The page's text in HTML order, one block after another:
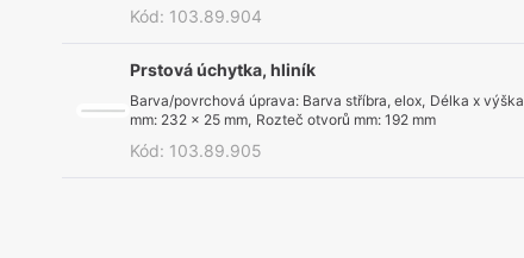
Kód: 103.89.904
Prstová úchytka, hliník
Barva/povrchová úprava: Barva stříbra, elox, Délka x výška
mm: 232 x 25 mm, Rozteč otvorů mm: 192 mm
Kód: 103.89.905